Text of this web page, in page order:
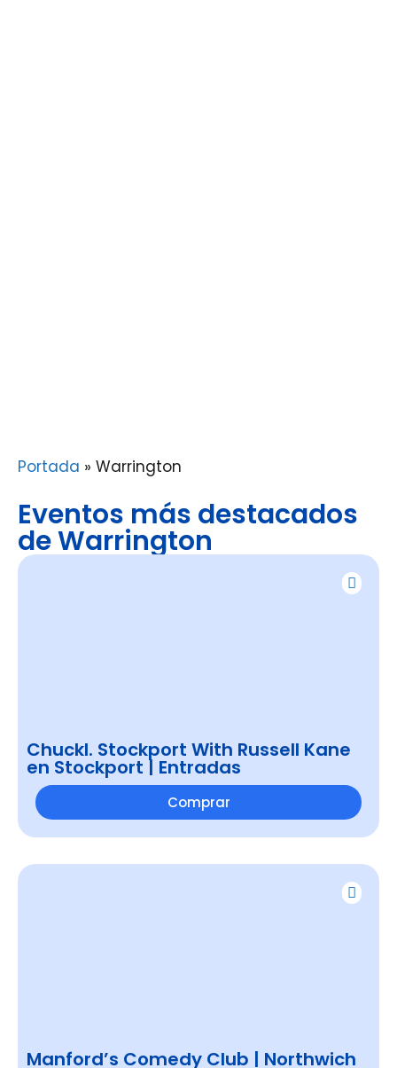
Portada » Warrington
Eventos más destacados
de Warrington
Chuckl. Stockport With Russell Kane
en Stockport | Entradas
Comprar
Manford’s Comedy Club | Northwich